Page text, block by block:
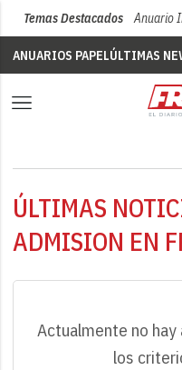
Temas Destacados Anuario
ANUARIOS PAPELÚLTIMAS
ÚLTIMAS
ADMISION EN
Actualmente no
los